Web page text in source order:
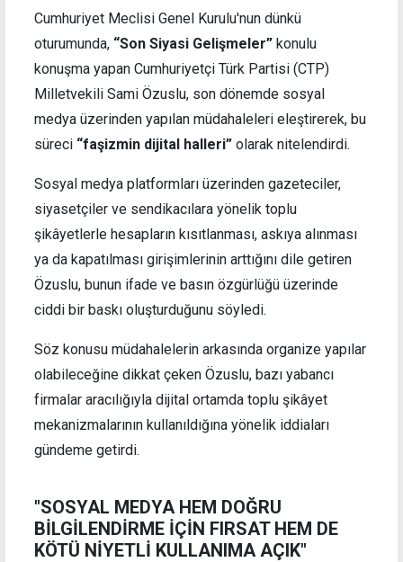
Cumhuriyet Meclisi Genel Kurulu'nun dünkü
oturumunda, “Son Siyasi Gelişmeler” konulu
konuşma yapan Cumhuriyetçi Türk Partisi (CTP)
Milletvekili Sami Özuslu, son dönemde sosyal
medya üzerinden yapılan müdahaleleri eleştirerek, bu
süreci “faşizmin dijital halleri” olarak nitelendirdi.
Sosyal medya platformları üzerinden gazeteciler,
siyasetçiler ve sendikacılara yönelik toplu
şikâyetlerle hesapların kısıtlanması, askıya alınması
ya da kapatılması girişimlerinin arttığını dile getiren
Özuslu, bunun ifade ve basın özgürlüğü üzerinde
ciddi bir baskı oluşturduğunu söyledi.
Söz konusu müdahalelerin arkasında organize yapılar
olabileceğine dikkat çeken Özuslu, bazı yabancı
firmalar aracılığıyla dijital ortamda toplu şikâyet
mekanizmalarının kullanıldığına yönelik iddiaları
gündeme getirdi.
"SOSYAL MEDYA HEM DOĞRU
BİLGİLENDİRME İÇİN FIRSAT HEM DE
KÖTÜ NİYETLİ KULLANIMA AÇIK"